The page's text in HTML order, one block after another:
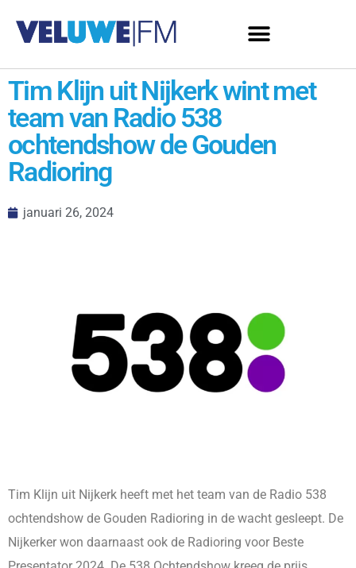
Tim Klijn uit Nijkerk wint met
team van Radio 538
ochtendshow de Gouden
Radioring
januari 26, 2024
Tim Klijn uit Nijkerk heeft met het team van de Radio 538
ochtendshow de Gouden Radioring in de wacht gesleept. De
Nijkerker won daarnaast ook de Radioring voor Beste